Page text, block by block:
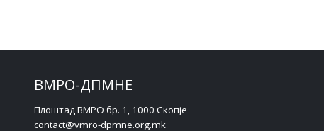
ВМРО-ДПМНЕ
Плоштад ВМРО бр. 1, 1000 Скопје
contact@vmro-dpmne.org.mk